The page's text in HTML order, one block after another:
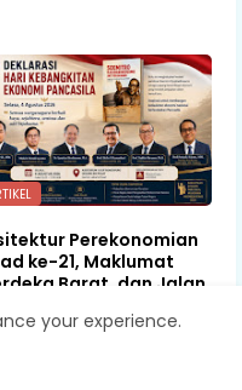
Perekonomian
ke-21, Maklumat
Barat, dan Jalan
Ekonomi
your experience.